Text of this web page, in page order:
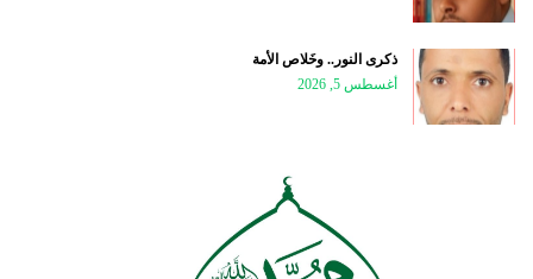
ذكرى النور.. وخَلاص الأمة
أغسطس 5, 2026